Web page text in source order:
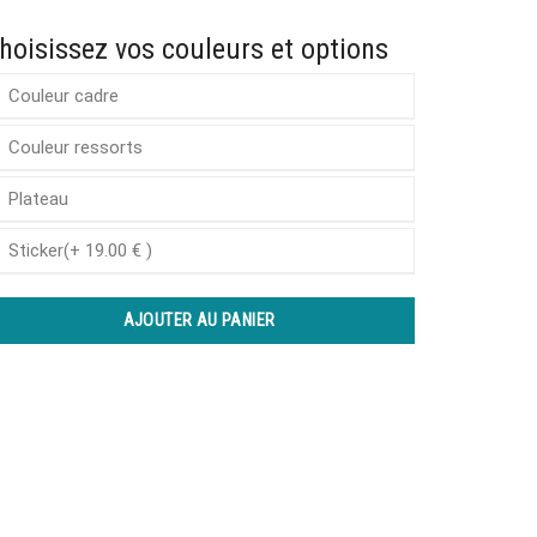
vos couleurs et options
Couleur cadre
Couleur ressorts
Plateau
Sticker(+ 19.00 € )
AJOUTER AU PANIER